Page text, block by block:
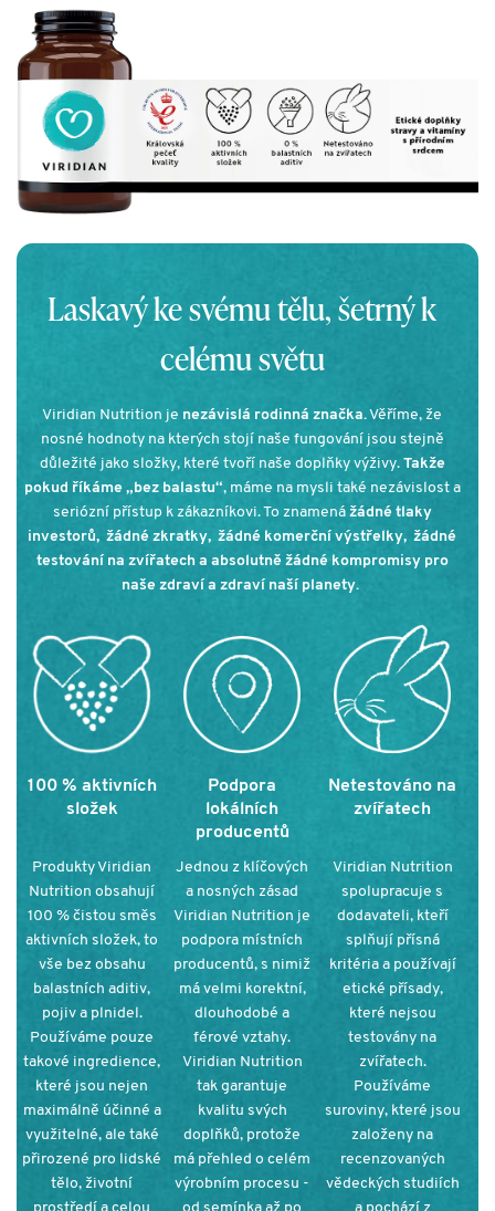
Laskavý ke svému tělu, šetrný k
celému světu
Viridian Nutrition je nezávislá rodinná značka.Věříme, že
nosné hodnoty na kterých stojí naše fungování jsou stejně
důležité jako složky, které tvoří naše doplňky výživy. Takže
pokud říkáme „bez balastu“, máme na mysli také nezávislost a
seriózní přístup k zákazníkovi. To znamená žádné tlaky
investorů, žádné zkratky, žádné komerční výstřelky, žádné
testování na zvířatech a absolutně žádné kompromisy pro
naše zdraví a zdraví naší planety.
100 % aktivních
složek
Podpora
lokálních
producentů
Netestováno na
zvířatech
Produkty Viridian
Nutrition obsahují
100 % čistou směs
aktivních složek, to
vše bez obsahu
balastních aditiv,
pojiv a plnidel.
Používáme pouze
takové ingredience,
které jsou nejen
maximálně účinné a
využitelné, ale také
přirozené pro lidské
tělo, životní
Jednou z klíčových
a nosných zásad
Viridian Nutrition je
podpora místních
producentů, s nimiž
má velmi korektní,
dlouhodobé a
férové vztahy.
Viridian Nutrition
tak garantuje
kvalitu svých
doplňků, protože
má přehled o celém
výrobním procesu -
Viridian Nutrition
spolupracuje s
dodavateli, kteří
splňují přísná
kritéria a používají
etické přísady,
které nejsou
testovány na
zvířatech.
Používáme
suroviny, které jsou
založeny na
recenzovaných
vědeckých studiích